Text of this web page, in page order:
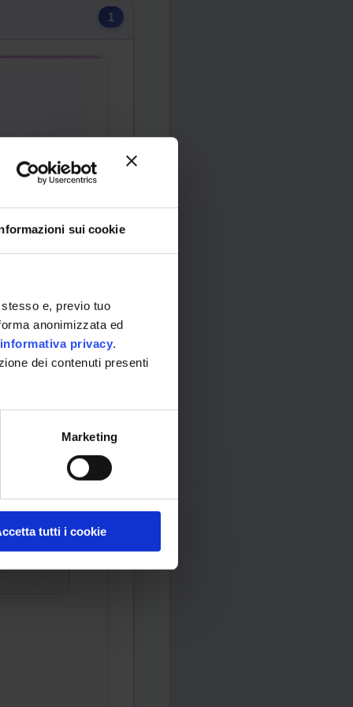
sui cookie
e, previo tuo
anonimizzata ed
informativa privacy.
dei contenuti presenti
Marketing
tutti i cookie
1